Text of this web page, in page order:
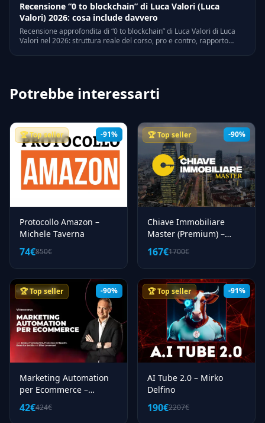
Recensione “0 to blockchain” di Luca Valori (Luca
Valori) 2026: cosa include davvero
Recensione approfondita di “0 to blockchain” di Luca Valori di Luca
Valori nel 2026: struttura reale del corso, pro e contro, rapporto
Potrebbe interessarti
-91%
🏆 Top seller
Protocollo Amazon –
Michele Taverna
74€850€
-90%
🏆 Top seller
Chiave Immobiliare
Master (Premium) –
167€1700€
-90%
🏆 Top seller
Marketing Automation
per Ecommerce –
42€424€
-91%
🏆 Top seller
AI Tube 2.0 – Mirko
Delfino
190€2207€